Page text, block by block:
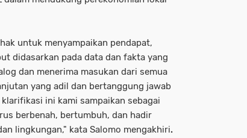
untuk menyampaikan pendapat,
didasarkan pada data dan fakta yang
dan menerima masukan dari semua
yang adil dan bertanggung jawab
ini kami sampaikan sebagai
berbenah, bertumbuh, dan hadir
lingkungan," kata Salomo mengakhiri.